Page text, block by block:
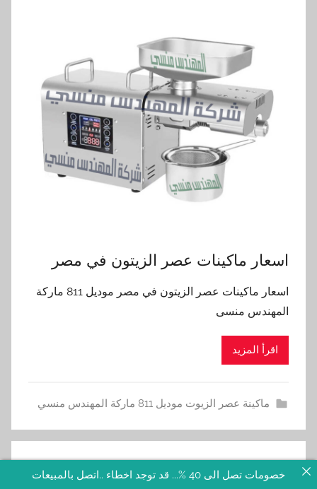
اسعار ماكينات عصر الزيتون في مصر
اسعار ماكينات عصر الزيتون في مصر موديل 811 ماركة
المهندس منسى
اقرأ المزيد
ماكينة عصر الزيوت موديل 811 ماركة المهندس منسي
خصومات تصل الى 40 %... قد توجد اخطاء ..اتصل بالمبيعات